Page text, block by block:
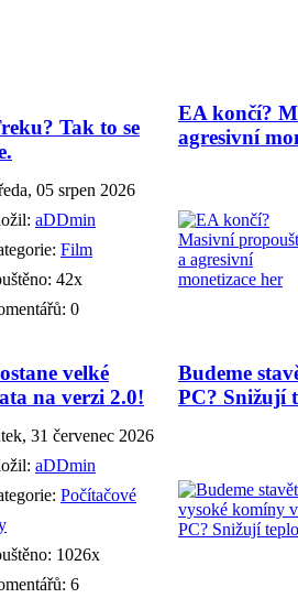
Tak to se
05 srpen 2026
aDDmin
Film
42x
0
EA končí?
agresivní
velké
na verzi 2.0!
31 červenec 2026
aDDmin
Počítačové
1026x
6
Budeme
PC? Snižují